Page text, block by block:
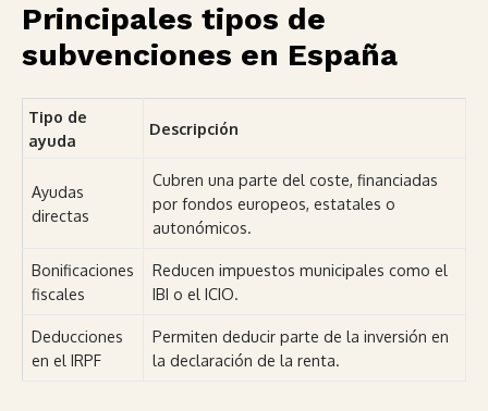
Principales tipos de
subvenciones en España
Tipo de
ayuda
Descripción
Ayudas
directas
Cubren una parte del coste, financiadas
por fondos europeos, estatales o
autonómicos.
Bonificaciones
fiscales
Reducen impuestos municipales como el
IBI o el ICIO.
Deducciones
en el IRPF
Permiten deducir parte de la inversión en
la declaración de la renta.